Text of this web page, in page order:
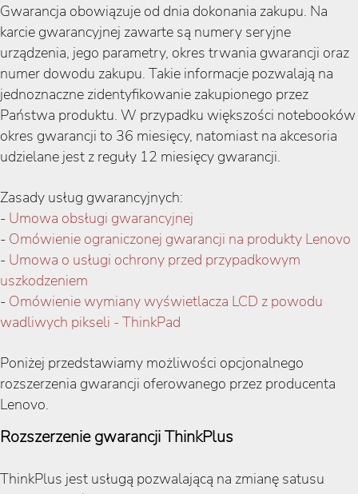
Gwarancja obowiązuje od dnia dokonania zakupu. Na
karcie gwarancyjnej zawarte są numery seryjne
urządzenia, jego parametry, okres trwania gwarancji oraz
numer dowodu zakupu. Takie informacje pozwalają na
jednoznaczne zidentyfikowanie zakupionego przez
Państwa produktu. W przypadku większości notebooków
okres gwarancji to 36 miesięcy, natomiast na akcesoria
udzielane jest z reguły 12 miesięcy gwarancji.
Zasady usług gwarancyjnych:
- Umowa obsługi gwarancyjnej
- Omówienie ograniczonej gwarancji na produkty Lenovo
- Umowa o usługi ochrony przed przypadkowym
uszkodzeniem
- Omówienie wymiany wyświetlacza LCD z powodu
wadliwych pikseli - ThinkPad
Poniżej przedstawiamy możliwości opcjonalnego
rozszerzenia gwarancji oferowanego przez producenta
Lenovo.
Rozszerzenie gwarancji ThinkPlus
ThinkPlus jest usługą pozwalającą na zmianę satusu